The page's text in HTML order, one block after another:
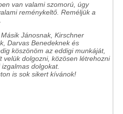
van valami szomorú, úgy
reménykeltő. Reméljük a
Jánosnak, Kirschner
Darvas Benedeknek és
köszönöm az eddigi munkáját,
velük dolgozni, közösen létrehozni
dolgokat.
is sok sikert kívánok!